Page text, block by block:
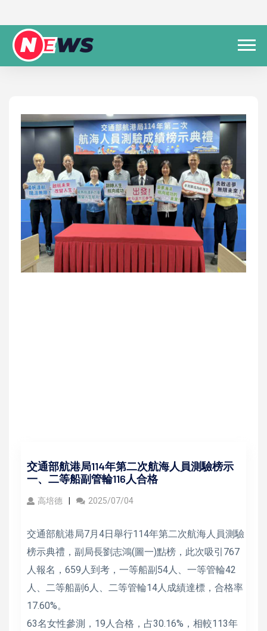
交通部航港局114年第二次航海人員測驗榜示
一、二等船副管輪116人合格
高培德 2025/07/04
交通部航港局7月4日舉行114年第二次航海人員測驗
榜示典禮，副局長劉志鴻(圖一)點榜，此次吸引767
人報名，659人到考，一等船副54人、一等管輪42
人、二等船副6人、二等管輪14人成績達標，合格率
17.60%。
63名女性參測，19人合格，占30.16%，相較113年